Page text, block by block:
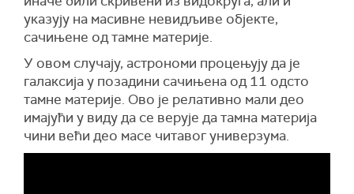
указују на масивне невидљиве објекте,
сачињене од тамне материје.
У овом случају, астрономи процењују да је
галаксија у позадини сачињена од 11 одсто
тамне материје. Ово је релативно мали део
имајући у виду да се верује да тамна материја
чини већи део масе читавог универзума.